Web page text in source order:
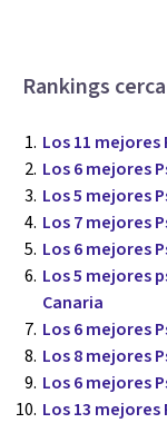
Rankings
Los 11
Los 6 mejores
Los 5 mejores
Los 7 mejores
Los 6 mejores
Los 5 mejores
Canaria
Los 6 mejores
Los 8 mejores
Los 6 mejores
Los 13